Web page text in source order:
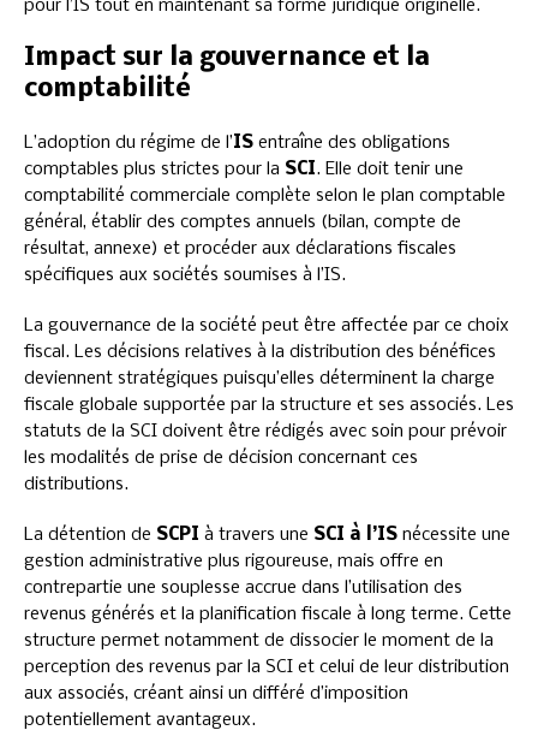
pour l’IS tout en maintenant sa forme juridique originelle.
Impact sur la gouvernance et la
comptabilité
L’adoption du régime de l’IS entraîne des obligations
comptables plus strictes pour la SCI. Elle doit tenir une
comptabilité commerciale complète selon le plan comptable
général, établir des comptes annuels (bilan, compte de
résultat, annexe) et procéder aux déclarations fiscales
spécifiques aux sociétés soumises à l’IS.
La gouvernance de la société peut être affectée par ce choix
fiscal. Les décisions relatives à la distribution des bénéfices
deviennent stratégiques puisqu’elles déterminent la charge
fiscale globale supportée par la structure et ses associés. Les
statuts de la SCI doivent être rédigés avec soin pour prévoir
les modalités de prise de décision concernant ces
distributions.
La détention de SCPI à travers une SCI à l’IS nécessite une
gestion administrative plus rigoureuse, mais offre en
contrepartie une souplesse accrue dans l’utilisation des
revenus générés et la planification fiscale à long terme. Cette
structure permet notamment de dissocier le moment de la
perception des revenus par la SCI et celui de leur distribution
aux associés, créant ainsi un différé d’imposition
potentiellement avantageux.